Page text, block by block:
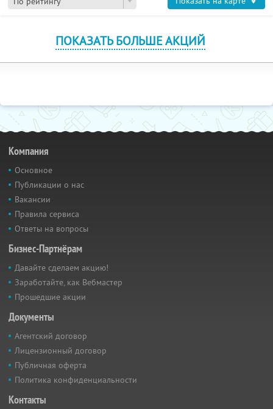
ПОКАЗАТЬ БОЛЬШЕ АКЦИЙ
Компания
Основное
Публикации о нас
Вакансии
Правила сервиса
Ответы на вопросы
Бизнес-Партнёрам
Давайте сделаем акцию!
Заработайте, как Вебмастер
Прошедшие акции
Документы
Агентский договор
Лицензионный договор
Публичная оферта
Политика конфиденциальности
Контакты